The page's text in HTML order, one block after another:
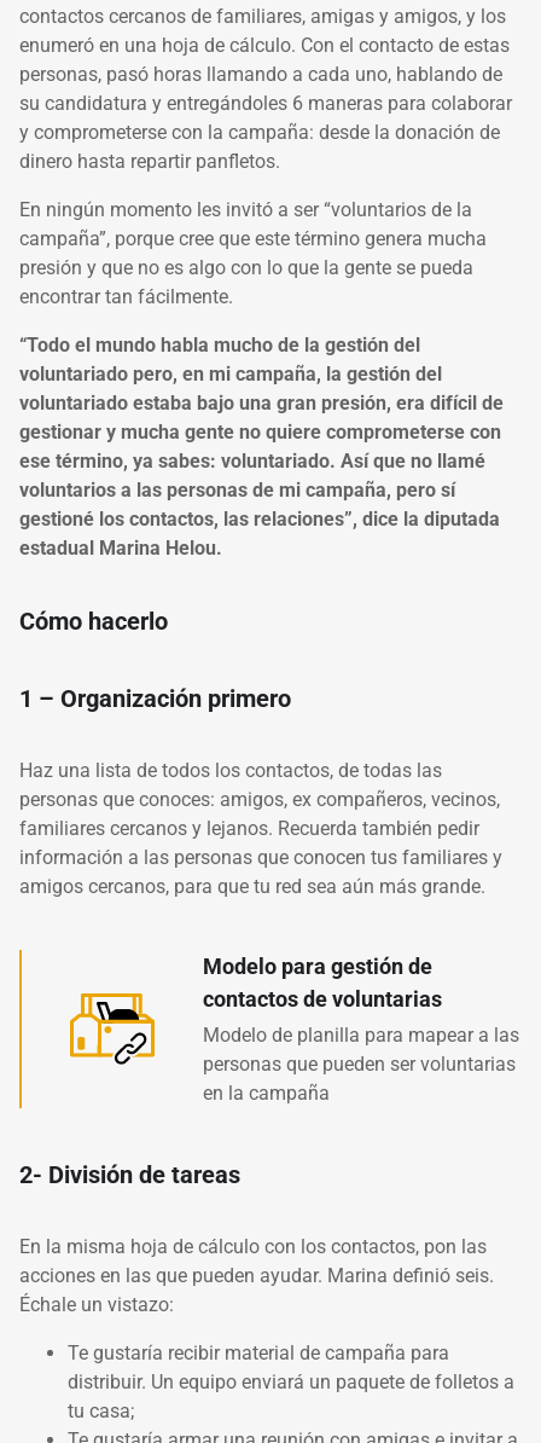
contactos cercanos de familiares, amigas y amigos, y los
enumeró en una hoja de cálculo. Con el contacto de estas
personas, pasó horas llamando a cada uno, hablando de
su candidatura y entregándoles 6 maneras para colaborar
y comprometerse con la campaña: desde la donación de
dinero hasta repartir panfletos.
En ningún momento les invitó a ser “voluntarios de la
campaña”, porque cree que este término genera mucha
presión y que no es algo con lo que la gente se pueda
encontrar tan fácilmente.
“Todo el mundo habla mucho de la gestión del
voluntariado pero, en mi campaña, la gestión del
voluntariado estaba bajo una gran presión, era difícil de
gestionar y mucha gente no quiere comprometerse con
ese término, ya sabes: voluntariado. Así que no llamé
voluntarios a las personas de mi campaña, pero sí
gestioné los contactos, las relaciones”, dice la diputada
estadual Marina Helou.
Cómo hacerlo
1 – Organización primero
Haz una lista de todos los contactos, de todas las
personas que conoces: amigos, ex compañeros, vecinos,
familiares cercanos y lejanos. Recuerda también pedir
información a las personas que conocen tus familiares y
amigos cercanos, para que tu red sea aún más grande.
Modelo para gestión de
contactos de voluntarias
Modelo de planilla para mapear a las
personas que pueden ser voluntarias
en la campaña
2- División de tareas
En la misma hoja de cálculo con los contactos, pon las
acciones en las que pueden ayudar. Marina definió seis.
Échale un vistazo:
Te gustaría recibir material de campaña para
distribuir. Un equipo enviará un paquete de folletos a
tu casa;